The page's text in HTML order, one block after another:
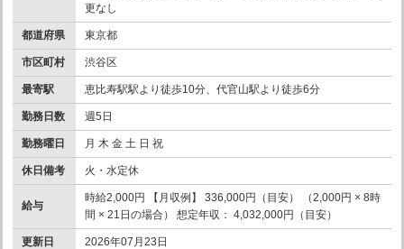
更なし
都道府県 東京都
市区町村 渋谷区
最寄駅 恵比寿駅駅より徒歩10分、代官山駅より徒歩6分
勤務日数 週5日
勤務曜日 月 木 金 土 日 祝
休日備考 火・水定休
給与
時給2,000円 【月収例】 336,000円（目安） （2,000円 × 8時
間 × 21日の場合） 想定年収： 4,032,000円（目安）
更新日 2026年07月23日